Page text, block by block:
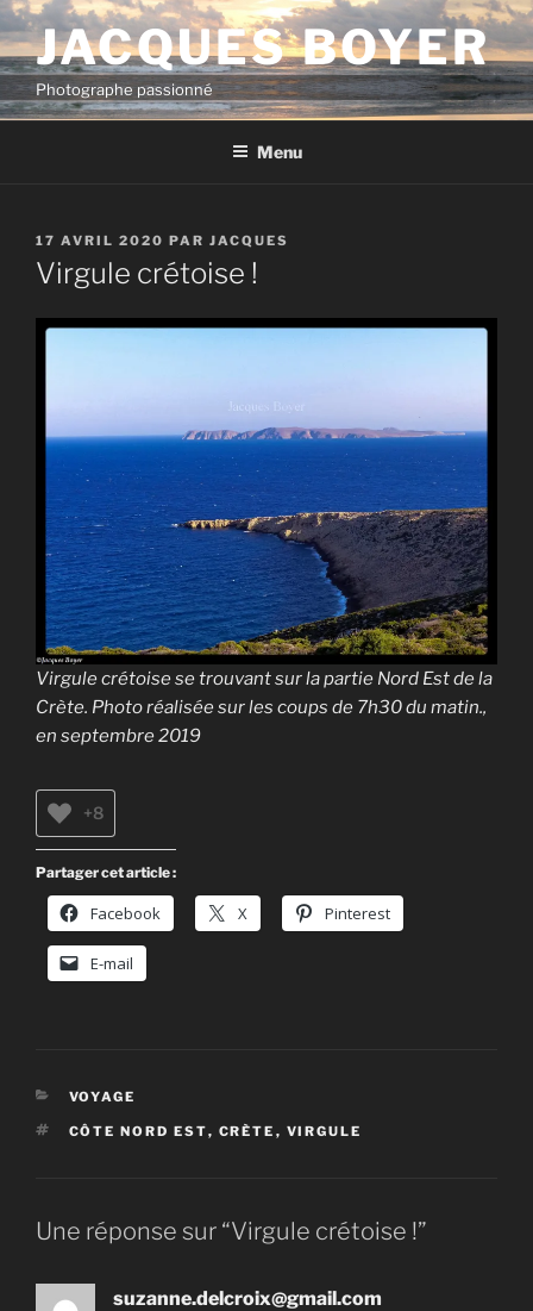
Aller
au
contenu
principal
JACQUES BOYER
Photographe passionné
Menu
PUBLIÉ
LE
17 AVRIL 2020 PAR JACQUES
Virgule crétoise !
Virgule crétoise se trouvant sur la partie Nord Est de la
Crète. Photo réalisée sur les coups de 7h30 du matin.,
en septembre 2019
+8
Partager cet article :
Facebook X Pinterest
E-mail
CATÉGORIES
VOYAGE
ÉTIQUETTES
CÔTE NORD EST, CRÈTE , VIRGULE
Une réponse sur “Virgule crétoise !”
suzanne.delcroix@gmail.com